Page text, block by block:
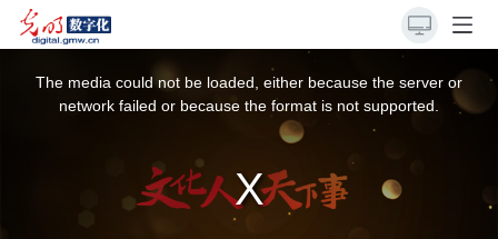
The media could not be loaded, either because the server or
network failed or because the format is not supported.